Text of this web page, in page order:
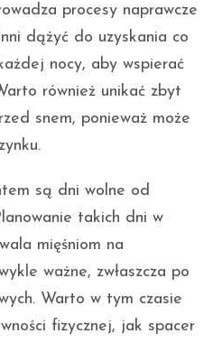
procesy naprawcze
dążyć do uzyskania co
nocy, aby wspierać
również unikać zbyt
snem, ponieważ może
są dni wolne od
takich dni w
mięśniom na
ważne, zwłaszcza po
Warto w tym czasie
fizycznej, jak spacer